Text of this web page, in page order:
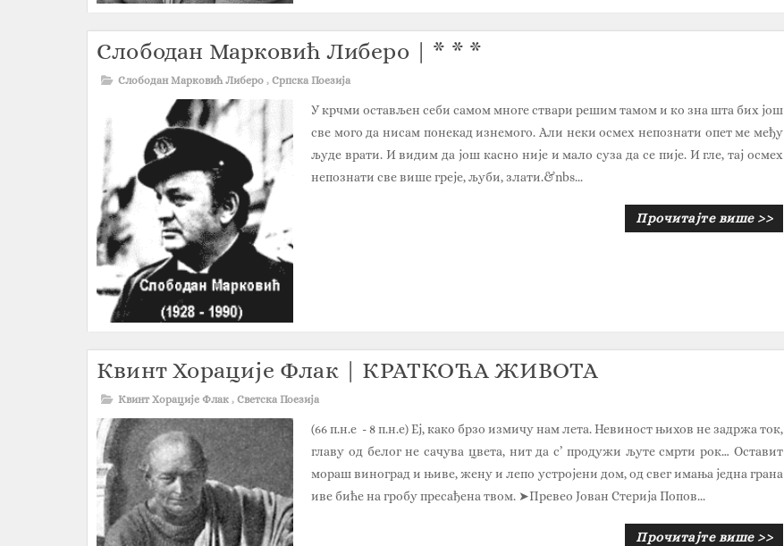
Слободан Марковић Либеро | * * *
Слободан Марковић Либеро , Српска Поезија
У крчми остављен себи самом многе ствари решим тамом и ко зна шта бих још
све мого да нисам понекад изнемого. Али неки осмех непознати опет ме међу
људе врати. И видим да још касно није и мало суза да се пије. И гле, тај осмех
непознати све више греје, љуби, злати.&nbs...
Прочитајте више >>
Квинт Хорације Флак | КРАТКОЋА ЖИВОТА
Квинт Хорације Флак , Светска Поезија
(66 п.н.е - 8 п.н.е) Еј, како брзо измичу нам лета. Невиност њихов не задржа ток,
главу од белог не сачува цвета, нит да с’ продужи љуте смрти рок… Оставит
мораш виноград и њиве, жену и лепо устројени дом, од свег имања једна грана
иве биће на гробу пресађена твом. ➤Превео Јован Стерија Попов...
Прочитајте више >>